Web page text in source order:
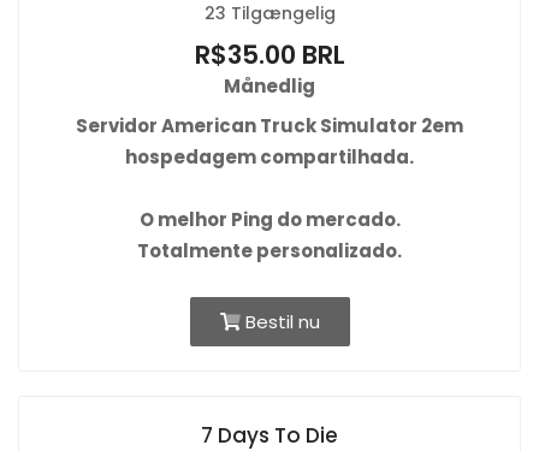
23 Tilgængelig
R$35.00 BRL
Månedlig
Servidor American Truck Simulator 2em
hospedagem compartilhada.
Omelhor Ping do mercado.
Totalmente personalizado.
Bestil nu
7 Days To Die